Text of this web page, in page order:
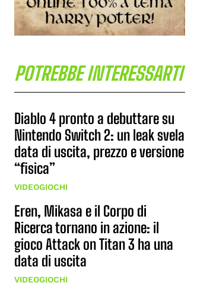
POTREBBE INTERESSARTI
Diablo 4 pronto a debuttare su
Nintendo Switch 2: un leak svela
data di uscita, prezzo e versione
“fisica”
VIDEOGIOCHI
Eren, Mikasa e il Corpo di
Ricerca tornano in azione: il
gioco Attack on Titan 3 ha una
data di uscita
VIDEOGIOCHI